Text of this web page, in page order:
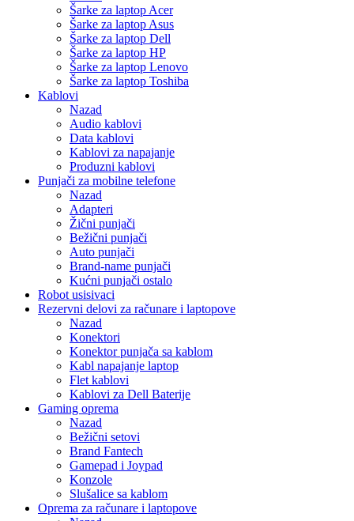
Šarke za laptop Acer
Šarke za laptop Asus
Šarke za laptop Dell
Šarke za laptop HP
Šarke za laptop Lenovo
Šarke za laptop Toshiba
Kablovi
Nazad
Audio kablovi
Data kablovi
Kablovi za napajanje
Produzni kablovi
Punjači za mobilne telefone
Nazad
Adapteri
Žični punjači
Bežični punjači
Auto punjači
Brand-name punjači
Kućni punjači ostalo
Robot usisivaci
Rezervni delovi za računare i laptopove
Nazad
Konektori
Konektor punjača sa kablom
Kabl napajanje laptop
Flet kablovi
Kablovi za Dell Baterije
Gaming oprema
Nazad
Bežični setovi
Brand Fantech
Gamepad i Joypad
Konzole
Slušalice sa kablom
Oprema za računare i laptopove